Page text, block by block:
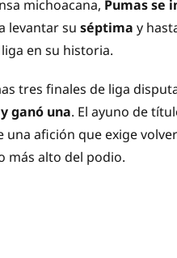
michoacana, Pumas se
levantar su séptima y
en su historia.
tres finales de liga
ganó una. El ayuno de
una afición que exige
más alto del podio.